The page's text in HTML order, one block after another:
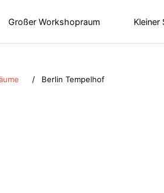
Großer Workshopraum Kleiner
Berlin Tempelhof